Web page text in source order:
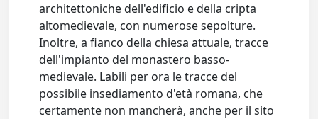
architettoniche dell'edificio e della cripta
altomedievale, con numerose sepolture.
Inoltre, a fianco della chiesa attuale, tracce
dell'impianto del monastero basso-
medievale. Labili per ora le tracce del
possibile insediamento d'età romana, che
certamente non mancherà, anche per il sito